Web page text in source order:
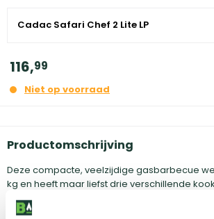
Cadac Safari Chef 2 Lite LP
116,99
Niet op voorraad
Productomschrijving
Deze compacte, veelzijdige gasbarbecue
kg en heeft maar liefst drie verschillende
brander met pandrager, een BBQ rooster en
soeppan te gebruiken). Het BBQ rooster van